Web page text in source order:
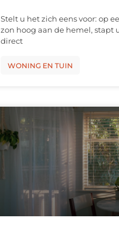
Stelt u het zich eens voor: op
zon hoog aan de hemel,
direct
WONING EN TUIN